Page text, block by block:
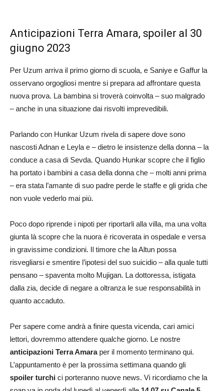
Anticipazioni Terra Amara, spoiler al 30
giugno 2023
Per Uzum arriva il primo giorno di scuola, e Saniye e Gaffur la
osservano orgogliosi mentre si prepara ad affrontare questa
nuova prova. La bambina si troverà coinvolta – suo malgrado
– anche in una situazione dai risvolti imprevedibili.
Parlando con Hunkar Uzum rivela di sapere dove sono
nascosti Adnan e Leyla e – dietro le insistenze della donna – la
conduce a casa di Sevda. Quando Hunkar scopre che il figlio
ha portato i bambini a casa della donna che – molti anni prima
– era stata l’amante di suo padre perde le staffe e gli grida che
non vuole vederlo mai più.
Poco dopo riprende i nipoti per riportarli alla villa, ma una volta
giunta là scopre che la nuora è ricoverata in ospedale e versa
in gravissime condizioni. Il timore che la Altun possa
risvegliarsi e smentire l’ipotesi del suo suicidio – alla quale tutti
pensano – spaventa molto Mujigan. La dottoressa, istigata
dalla zia, decide di negare a oltranza le sue responsabilità in
quanto accaduto.
Per sapere come andrà a finire questa vicenda, cari amici
lettori, dovremmo attendere qualche giorno. Le nostre
anticipazioni Terra Amaraper il momento terminano qui.
L’appuntamento è per la prossima settimana quando gli
spoiler turchi ci porteranno nuove news. Vi ricordiamo che la